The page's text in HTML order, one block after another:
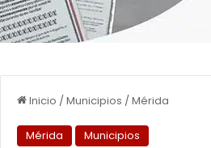
Inicio /Municipios /Mérida
Mérida Municipios